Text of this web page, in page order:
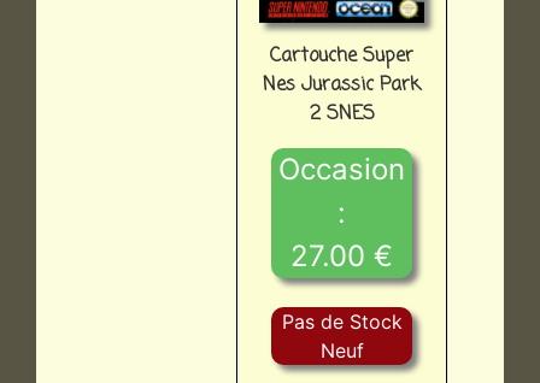
Cartouche Super
Nes Jurassic Park
2 SNES
Occasion
:
27.00 €
Pas de Stock
Neuf